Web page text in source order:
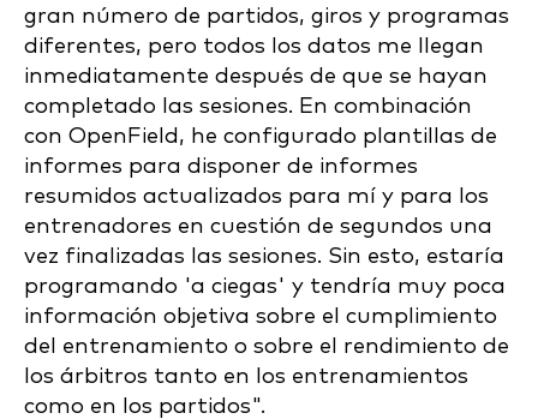
gran número de partidos, giros y programas
diferentes, pero todos los datos me llegan
inmediatamente después de que se hayan
completado las sesiones. En combinación
con OpenField, he configurado plantillas de
informes para disponer de informes
resumidos actualizados para mí y para los
entrenadores en cuestión de segundos una
vez finalizadas las sesiones. Sin esto, estaría
programando 'a ciegas' y tendría muy poca
información objetiva sobre el cumplimiento
del entrenamiento o sobre el rendimiento de
los árbitros tanto en los entrenamientos
como en los partidos".